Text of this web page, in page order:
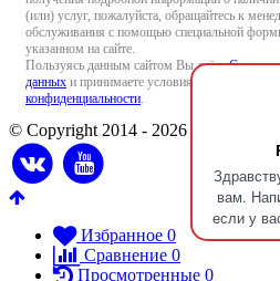
вам.
если у
(или) услуг, пожалуйста, обращайтесь к
обслуживания с помощью специальной
указанном на сайте.
Пользуясь данным сайтом Вы даёте
данных и принимаете условия
конфиденциальности.
© Copyright 2014 - 2026 Radiokom.ru
Избранное 0
Сравнение 0
Просмотренные 0